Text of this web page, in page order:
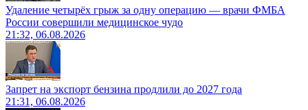
Удаление четырёх грыж за одну операцию — врачи ФМБА
России совершили медицинское чудо
21:32, 06.08.2026
Запрет на экспорт бензина продлили до 2027 года
21:31, 06.08.2026